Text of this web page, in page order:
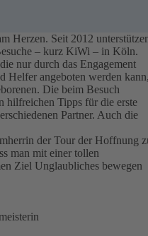
Herzen. Seit 2012
– kurz KiWi – in Köln.
nur durch das Engagement
Helfer angeboten werden
Die beim Besuch
hilfreichen Tipps für die erste
Partner. Auch die
der Tour der Hoffnung
man mit einer tollen
Ziel Unglaubliches bewegen